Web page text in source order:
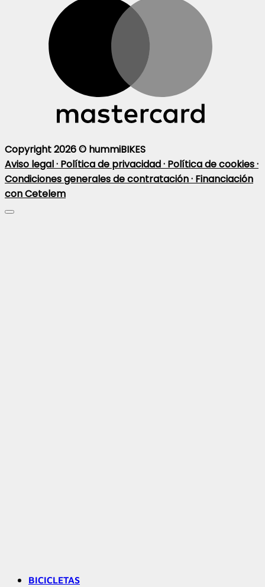
Copyright 2026 © hummiBIKES
Aviso legal · Política de privacidad · Política de cookies ·
Condiciones generales de contratación · Financiación
con Cetelem
BICICLETAS